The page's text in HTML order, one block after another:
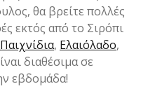
θα βρείτε πολλές
εκτός από το Σιρόπι
Παιχνίδια, Ελαιόλαδο,
διαθέσιμα σε
εβδομάδα!